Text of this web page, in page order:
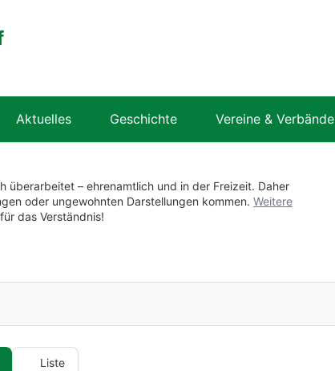
Aktuelles Geschichte Vereine & Verbände
überarbeitet – ehrenamtlich und in der Freizeit. Daher
oder ungewohnten Darstellungen kommen. Weitere
das Verständnis!
Liste